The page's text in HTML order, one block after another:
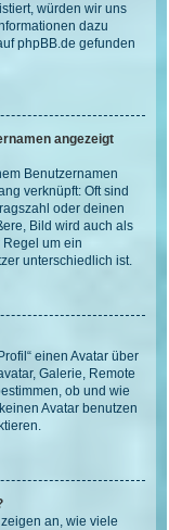
würden wir uns
dazu
phpBB.de gefunden
angezeigt
Benutzernamen
verknüpft: Oft sind
oder deinen
Bild wird auch als
Regel um ein
unterschiedlich ist.
einen Avatar über
Galerie, Remote
ob und wie
Avatar benutzen
an, wie viele